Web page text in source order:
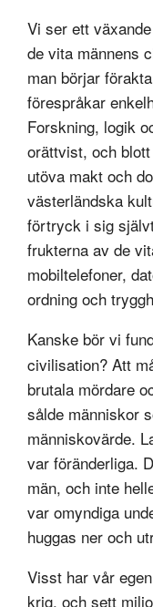
Vi ser ett
de vita männens
man börjar
förespråkar
Forskning, logik
orättvist, och
utöva makt och
västerländska
förtryck i sig
frukterna av de
mobiltelefoner,
ordning och
Kanske bör vi
civilisation? Att
brutala mördare
sålde människor
människovärde.
var föränderliga.
män, och inte
var omyndiga
huggas ner och
Visst har vår
krig, och sett